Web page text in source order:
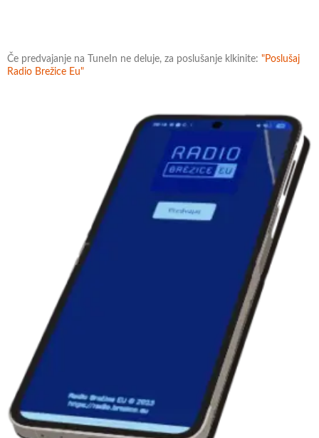
Če predvajanje na TuneIn ne deluje, za poslušanje klkinite: "Poslušaj
Radio Brežice Eu"